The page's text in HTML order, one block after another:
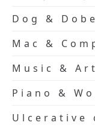
Dog &
Mac &
Music & Art
Piano &
Ulcerative